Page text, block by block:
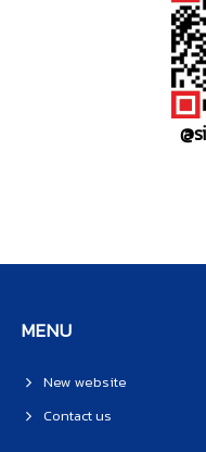
MENU
New website
Contact us